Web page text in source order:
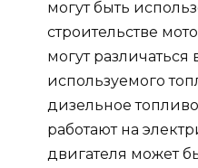
могут быть
строительстве
могут различаться
используемого
дизельное
работают на
двигателя может